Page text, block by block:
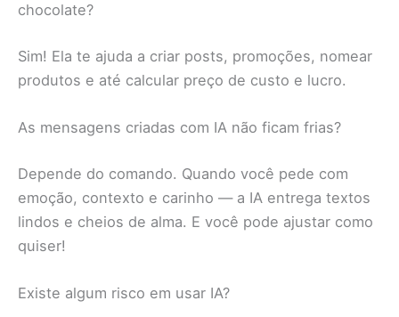
chocolate?
Sim! Ela te ajuda a criar posts, promoções, nomear
produtos e até calcular preço de custo e lucro.
As mensagens criadas com IA não ficam frias?
Depende do comando. Quando você pede com
emoção, contexto e carinho — a IA entrega textos
lindos e cheios de alma. E você pode ajustar como
quiser!
Existe algum risco em usar IA?